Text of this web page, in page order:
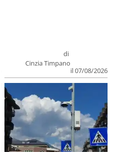
di
Cinzia Timpano
il 07/08/2026